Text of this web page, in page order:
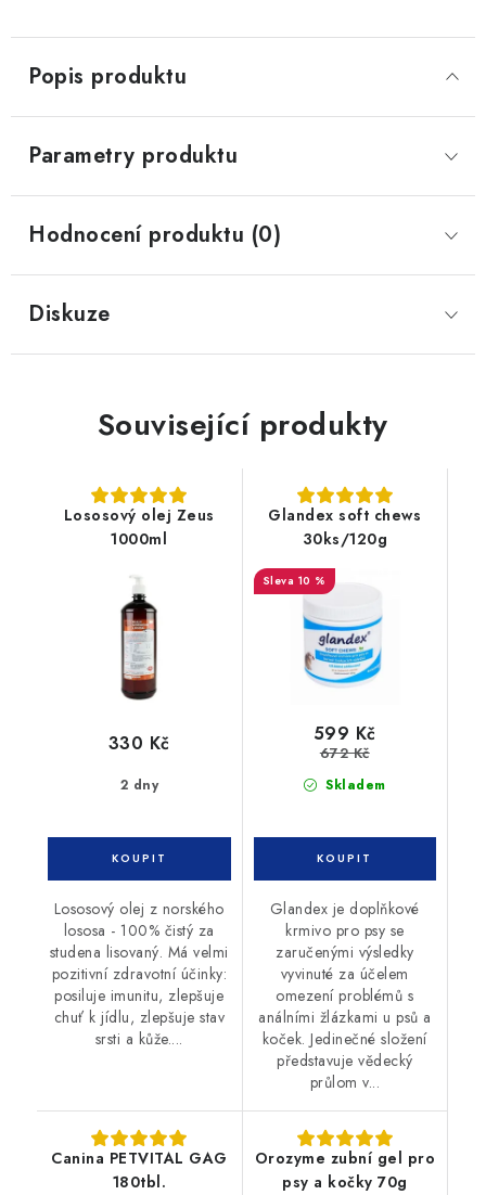
Popis produktu
Parametry produktu
Hodnocení produktu (0)
Diskuze
Související produkty
Lososový olej Zeus
1000ml
2 dny
330 Kč
Lososový olej z norského
lososa - 100% čistý za
studena lisovaný. Má velmi
pozitivní zdravotní účinky:
posiluje imunitu, zlepšuje
chuť k jídlu, zlepšuje stav
srsti a kůže....
Glandex soft chews
30ks/120g
10 %
Skladem
599 Kč
672 Kč
Glandex je doplňkové
krmivo pro psy se
zaručenými výsledky
vyvinuté za účelem
omezení problémů s
análními žlázkami u psů a
koček. Jedinečné složení
představuje vědecký
průlom v...
Canina PETVITAL GAG
180tbl.
Orozyme zubní gel pro
psy a kočky 70g